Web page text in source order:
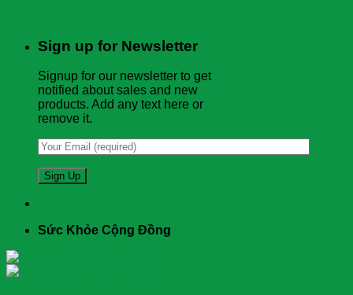
Sign up for Newsletter
Signup for our newsletter to get
notified about sales and new
products. Add any text here or
remove it.
Sức Khỏe Cộng Đồng